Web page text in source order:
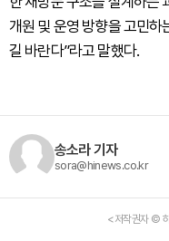
개원 및 운영 방향을 고민
길 바란다”라고 말했다.
송소라 기자
sora@hinews.co.kr
<저작권자 ©